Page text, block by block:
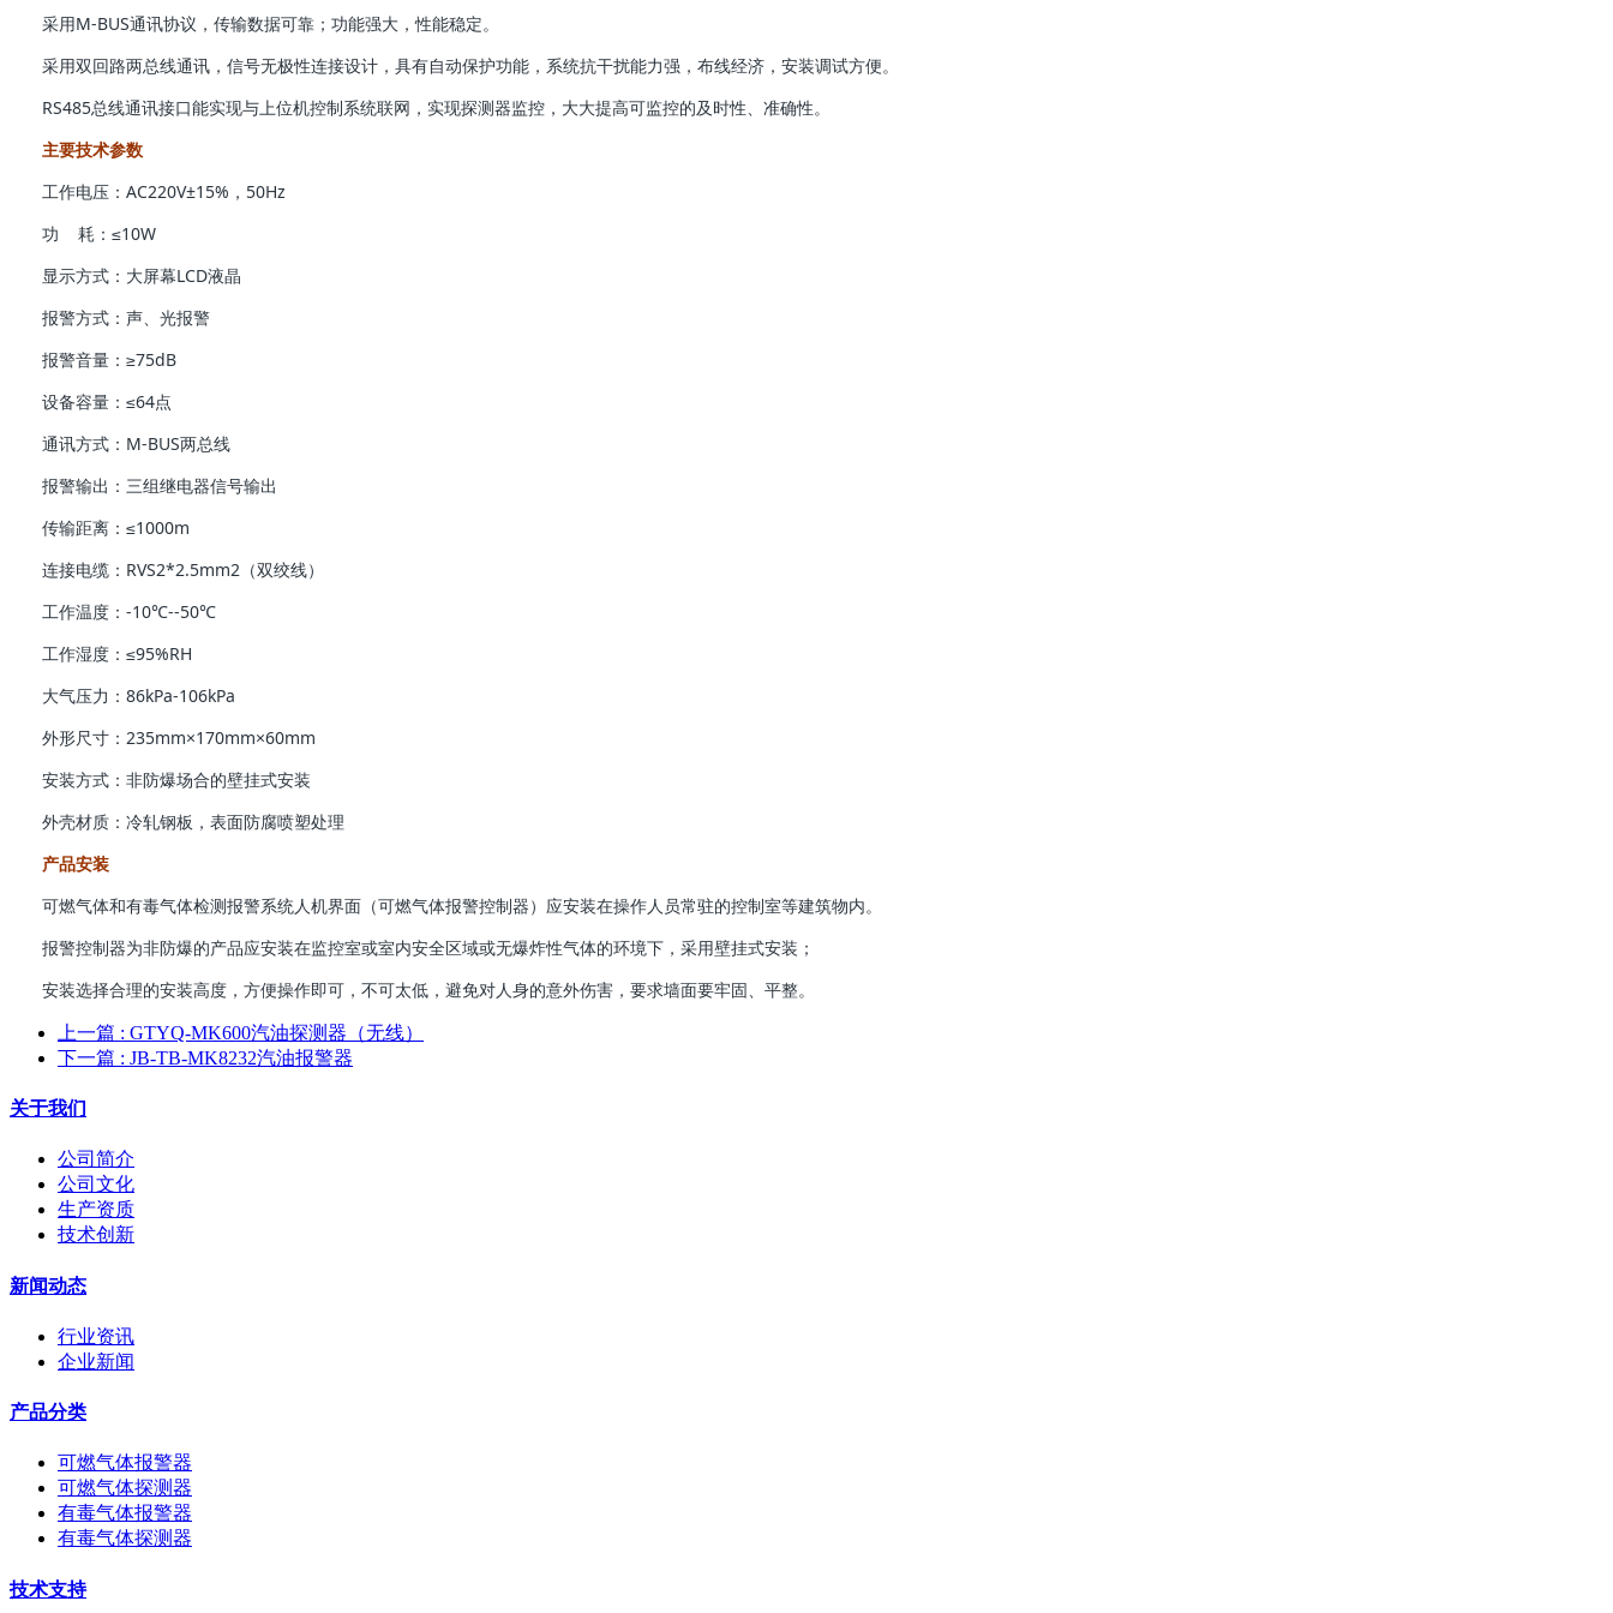
采用M-BUS通讯协议，传输数据可靠；功能强大，性能稳定。
采用双回路两总线通讯，信号无极性连接设计，具有自动保护功能，系统抗干扰能力强，布线经济，安装调试方便。
RS485总线通讯接口能实现与上位机控制系统联网，实现探测器监控，大大提高可监控的及时性、准确性。
主要技术参数
工作电压：AC220V±15%，50Hz
功 耗：≤10W
显示方式：大屏幕LCD液晶
报警方式：声、光报警
报警音量：≥75dB
设备容量：≤64点
通讯方式：M-BUS两总线
报警输出：三组继电器信号输出
传输距离：≤1000m
连接电缆：RVS2*2.5mm2（双绞线）
工作温度：-10℃--50℃
工作湿度：≤95%RH
大气压力：86kPa-106kPa
外形尺寸：235mm×170mm×60mm
安装方式：非防爆场合的壁挂式安装
外壳材质：冷轧钢板，表面防腐喷塑处理
产品安装
可燃气体和有毒气体检测报警系统人机界面（可燃气体报警控制器）应安装在操作人员常驻的控制室等建筑物内。
报警控制器为非防爆的产品应安装在监控室或室内安全区域或无爆炸性气体的环境下，采用壁挂式安装；
安装选择合理的安装高度，方便操作即可，不可太低，避免对人身的意外伤害，要求墙面要牢固、平整。
上一篇 : GTYQ-MK600汽油探测器（无线）
下一篇 : JB-TB-MK8232汽油报警器
关于我们
公司简介
公司文化
生产资质
技术创新
新闻动态
行业资讯
企业新闻
产品分类
可燃气体报警器
可燃气体探测器
有毒气体报警器
有毒气体探测器
技术支持